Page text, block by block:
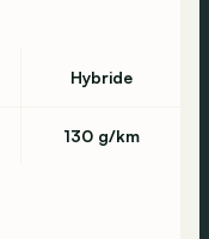
Hybride
130 g/km